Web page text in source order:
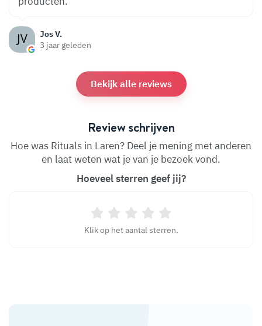
Jos V.
3 jaar geleden
Bekijk alle reviews
Review schrijven
Hoe was Rituals in Laren? Deel je mening met anderen
en laat weten wat je van je bezoek vond.
Hoeveel sterren geef jij?
Klik op het aantal sterren.